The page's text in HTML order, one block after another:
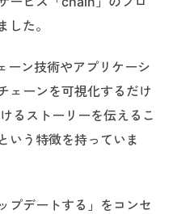
した。
ーン技術やアプリケーシ
ェーンを可視化するだけ
るストーリーを伝えるこ
いう特徴を持っていま
プデートする」をコンセ